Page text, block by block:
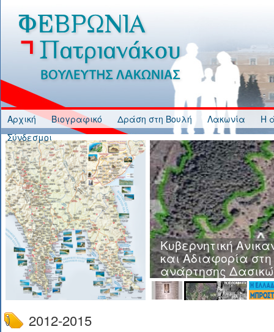
Αρχική Βιογραφικό Δράση στη Βουλή Λακωνία
Η
Σύνδεσμοι
Κυβερνητική
και Αδιαφορία
ανάρτησης
2012-2015